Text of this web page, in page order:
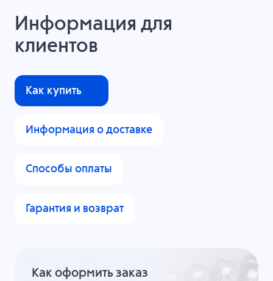
Информация для
клиентов
Как купить
Информация о доставке
Способы оплаты
Гарантия и возврат
Как оформить заказ